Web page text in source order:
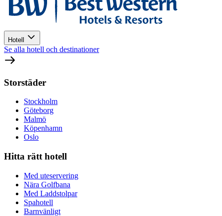
Hotell
Se alla hotell och destinationer
Storstäder
Stockholm
Göteborg
Malmö
Köpenhamn
Oslo
Hitta rätt hotell
Med uteservering
Nära Golfbana
Med Laddstolpar
Spahotell
Barnvänligt